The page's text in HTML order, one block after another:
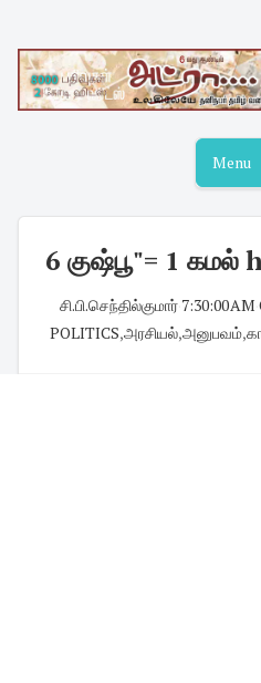
content
Menu
6 குஷ்பூ"= 1 கமல்
சி.பி.செந்தில்குமார்· 7:30:00 AM
POLITICS,அரசியல்,அனுபவம்,